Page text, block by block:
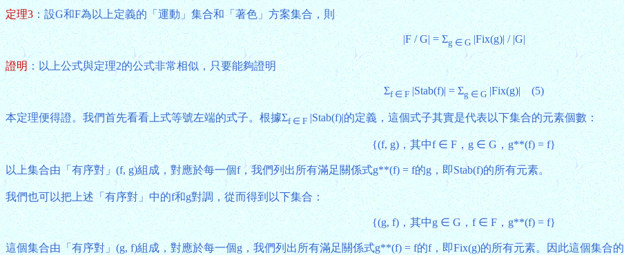
定理3：設G和F為以上定義的「運動」集合和「著色」方案集合，則
|F / G| = Σg ∈ G|Fix(g)| / |G|
證明：以上公式與定理2的公式非常相似，只要能夠證明
Σf ∈ F|Stab(f)| = Σg ∈ G|Fix(g)| (5)
本定理便得證。我們首先看看上式等號左端的式子。根據Σf ∈ F|Stab(f)|的定義，這個式子其實是代表以下集合的元素個數：
{(f, g)，其中f ∈ F，g ∈ G，g**(f) = f}
以上集合由「有序對」(f, g)組成，對應於每一個f，我們列出所有滿足關係式g**(f) = f的g，即Stab(f)的所有元素。
我們也可以把上述「有序對」中的f和g對調，從而得到以下集合：
{(g, f)，其中g ∈ G，f ∈ F，g**(f) = f}
這個集合由「有序對」(g, f)組成，對應於每一個g，我們列出所有滿足關係式g**(f) = f的f，即Fix(g)的所有元素。因此這個集合